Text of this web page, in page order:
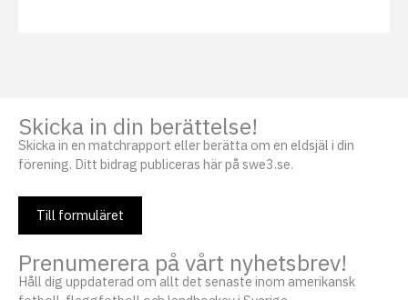
Skicka in din berättelse!
Skicka in en matchrapport eller berätta om en eldsjäl i din
förening. Ditt bidrag publiceras här på swe3.se.
Till formuläret
Prenumerera på vårt nyhetsbrev!
Håll dig uppdaterad om allt det senaste inom amerikansk